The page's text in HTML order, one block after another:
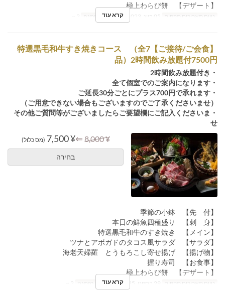
【デザート】 極上わらび餅
טווח תאריכים תקפים מגבלת הזמנה
קרא עוד
【ご接待/ご会食】特選黒毛和牛すき焼きコース （全7
品）2時間飲み放題付7500円
・2時間飲み放題付き
・全て個室でのご案内になります
・ご延長30分ごとにプラス700円で承れます
（ご用意できない場合もございますのでご了承くださいませ）
・その他ご質問等がございましたらご要望欄にご記入くださいま
せ
¥ 8,000
⇐
¥ 7,500 (מס כלול)
בחירה
【先 付】 季節の小鉢
【刺 身】 本日の鮮魚四種盛り
【メイン】 特選黒毛和牛のすき焼き
【サラダ】 ツナとアボガドのタコス風サラダ
【揚げ物】 海老天婦羅 とうもろこし寄せ揚げ
【お食事】 握り寿司
【デザート】 極上わらび餅
טווח תאריכים תקפים מגבלת הזמנהקרא עוד